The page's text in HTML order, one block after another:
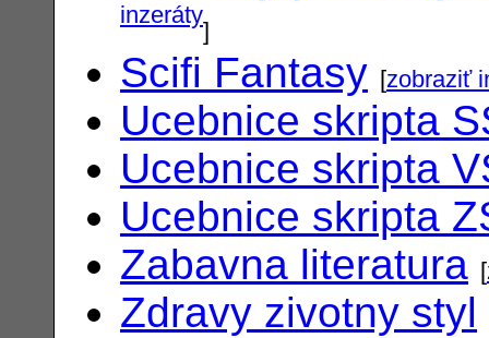
inzeráty]
Scifi Fantasy [zobraziť
Ucebnice skripta
Ucebnice skripta
Ucebnice skripta
Zabavna literatura [
Zdravy zivotny styl